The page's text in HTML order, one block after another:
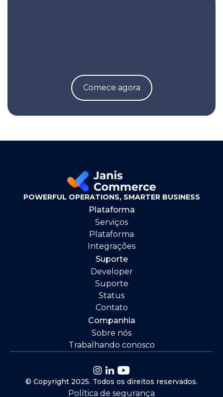
Comece agora
POWERFUL OPERATIONS, SMARTER BUSINESS
Plataforma
Serviços
Plataforma
Integrações
Suporte
Developer
Suporte
Status
Contato
Companhia
Sobre nós
Trabalhando conosco
© Copyright 2025. Todos os direitos reservados.
Política de segurança